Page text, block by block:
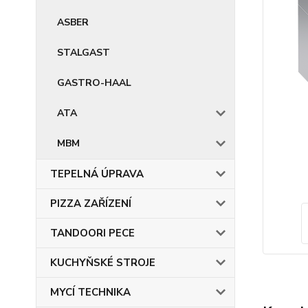
ASBER
STALGAST
GASTRO-HAAL
ATA
MBM
TEPELNÁ ÚPRAVA
PIZZA ZAŘÍZENÍ
TANDOORI PECE
KUCHYŇSKÉ STROJE
MYCÍ TECHNIKA